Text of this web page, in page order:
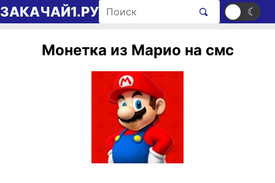
Перейти к содержимому
ЗАКАЧАЙ1.РУ Поиск рингтонов ☀ ☾
Монетка из Марио на смс